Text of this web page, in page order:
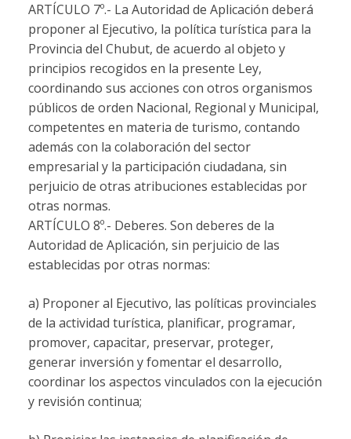
ARTÍCULO 7º.- La Autoridad de Aplicación deberá
proponer al Ejecutivo, la política turística para la
Provincia del Chubut, de acuerdo al objeto y
principios recogidos en la presente Ley,
coordinando sus acciones con otros organismos
públicos de orden Nacional, Regional y Municipal,
competentes en materia de turismo, contando
además con la colaboración del sector
empresarial y la participación ciudadana, sin
perjuicio de otras atribuciones establecidas por
otras normas.
ARTÍCULO 8º.- Deberes. Son deberes de la
Autoridad de Aplicación, sin perjuicio de las
establecidas por otras normas:
a) Proponer al Ejecutivo, las políticas provinciales
de la actividad turística, planificar, programar,
promover, capacitar, preservar, proteger,
generar inversión y fomentar el desarrollo,
coordinar los aspectos vinculados con la ejecución
y revisión continua;